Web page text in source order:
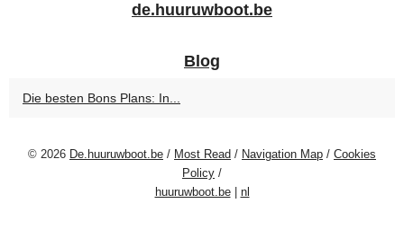
de.huuruwboot.be
Blog
Die besten Bons Plans: In...
© 2026 De.huuruwboot.be / Most Read / Navigation Map / Cookies
Policy /
huuruwboot.be| nl